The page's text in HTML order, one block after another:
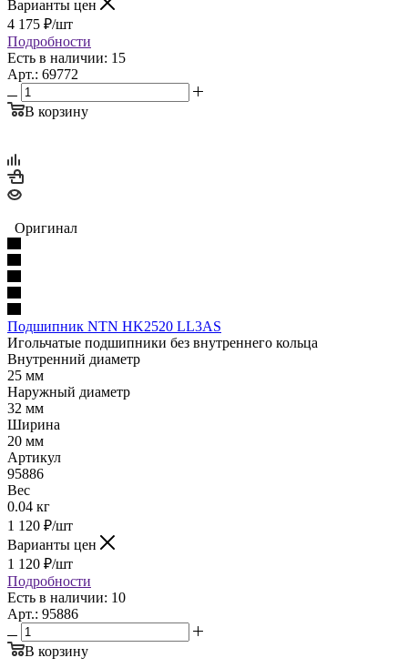
Варианты цен
4 175 ₽/шт
Подробности
Есть в наличии: 15
Арт.: 69772
В корзину
Оригинал
Подшипник NTN HK2520 LL3AS
Игольчатые подшипники без внутреннего кольца
Внутренний диаметр
25 мм
Наружный диаметр
32 мм
Ширина
20 мм
Артикул
95886
Вес
0.04 кг
1 120 ₽/шт
Варианты цен
1 120 ₽/шт
Подробности
Есть в наличии: 10
Арт.: 95886
В корзину